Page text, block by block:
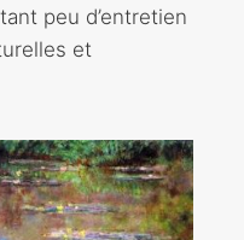
peu d’entretien
et